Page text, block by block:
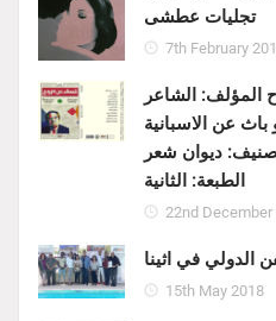
تجليات عطشى
7th February
المؤلف: الشاعر
باث عن الاسبانية
ديوان شعر
الطبعة: الثانية
22nd December
الدولي في اثينا
15th May 2018